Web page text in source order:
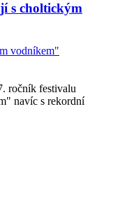
s choltickým
ročník festivalu
navíc s rekordní